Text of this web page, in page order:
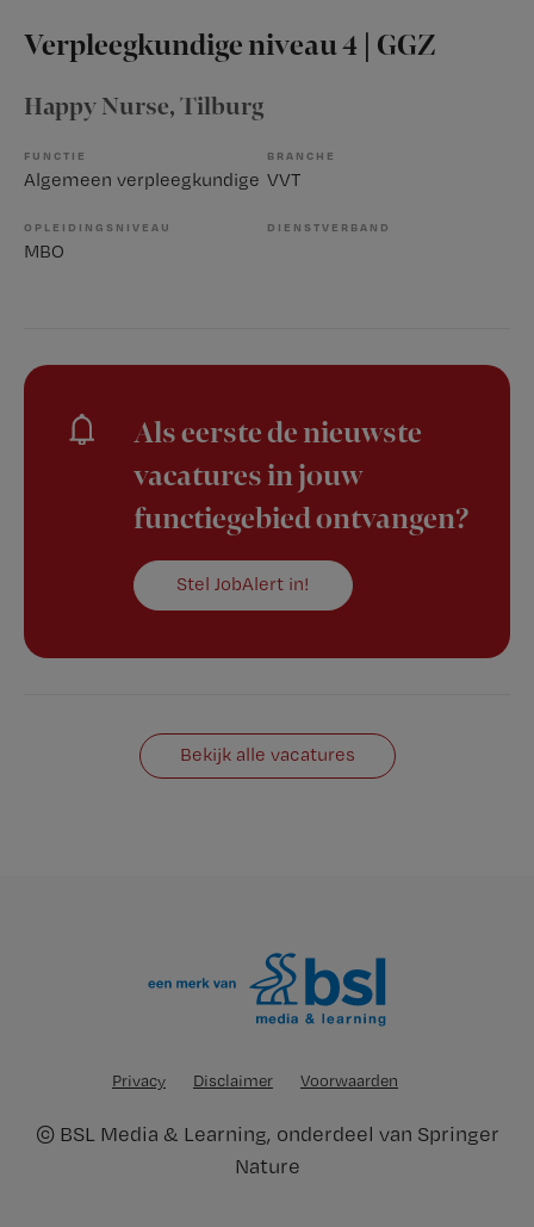
Verpleegkundige niveau 4 | GGZ
Happy Nurse, Tilburg
FUNCTIE
Algemeen verpleegkundige
BRANCHE
VVT
OPLEIDINGSNIVEAU
MBO
DIENSTVERBAND
Als eerste de nieuwste
vacatures in jouw
functiegebied ontvangen?
Stel JobAlert in!
Bekijk alle vacatures
Privacy Disclaimer Voorwaarden
© BSL Media & Learning, onderdeel van Springer
Nature